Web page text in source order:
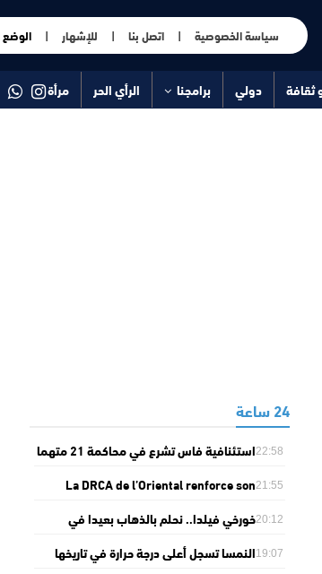
سياسة الخصوصية |اتصل بنا | للإشهار |
ثقافة دولي برامجنا الرأي الحر
مرأة
24 ساعة
22:58
استئنافية فاس تشرع في محاكمة 21 متهما
في قضية انهيـ.ـار عمارتي “حي المستقبل”
21:55
La DRCA de l’Oriental renforce son
du Salon Régional des Produits20:12خورخي فيلدا.. نحلم بالذهاب بعيدا في
البطولة والعودة إلى كأس العالم
19:07النمسا تسجل أعلى درجة حرارة في تاريخها